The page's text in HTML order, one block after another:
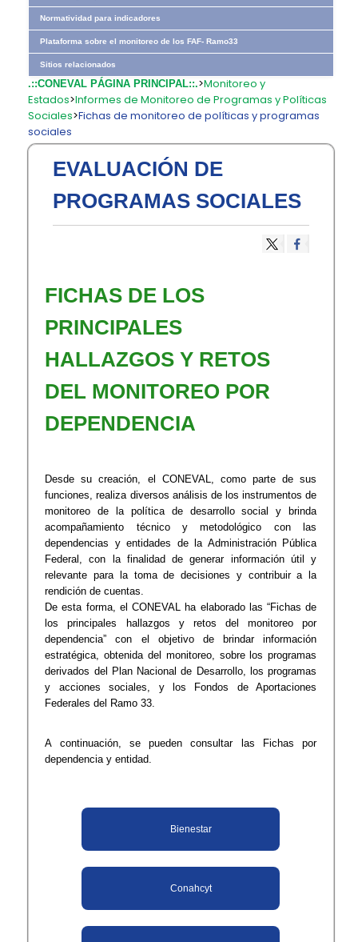
Normatividad para indicadores
Plataforma sobre el monitoreo de los FAF- Ramo33
Sitios relacionados
.::CONEVAL PÁGINA PRINCIPAL::.>Monitoreo y
Estados>Informes de Monitoreo de Programas y Políticas
Sociales>Fichas de monitoreo de políticas y programas
sociales
EVALUACIÓN DE
PROGRAMAS SOCIALES
​FICHAS DE LOS
PRINCIPALES
HALLAZGOS Y RETOS
DEL MONITOREO POR
DEPENDENCIA
Desde su creación, el CONEVAL, como parte de sus
funciones, realiza diversos análisis de los instrumentos de
monitoreo de la política de desarrollo social y brinda
acompañamiento técnico y metodológico con las
dependencias y entidades de la Administración Pública
Federal, con la finalidad de generar información útil y
relevante para la toma de decisiones y contribuir a la
rendición de cuentas.
De esta forma, el CONEVAL ha elaborado las “Fichas de
los principales hallazgos y retos del monitoreo por
dependencia” con el objetivo de brindar información
estratégica, obtenida del monitoreo, sobre los programas
derivados del Plan Nacional de Desarrollo, los programas
y acciones sociales, y los Fondos de Aportaciones
Federales del Ramo 33.
A continuación, se pueden consultar las Fichas por
dependencia y entidad.
Bienestar
Conahcyt